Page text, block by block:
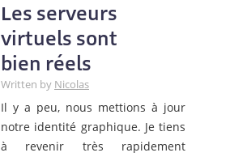
Les serveurs
virtuels sont
bien réels
Written by Nicolas
Il y a peu, nous mettions à jour
notre identité graphique. Je tiens
à revenir très rapidement